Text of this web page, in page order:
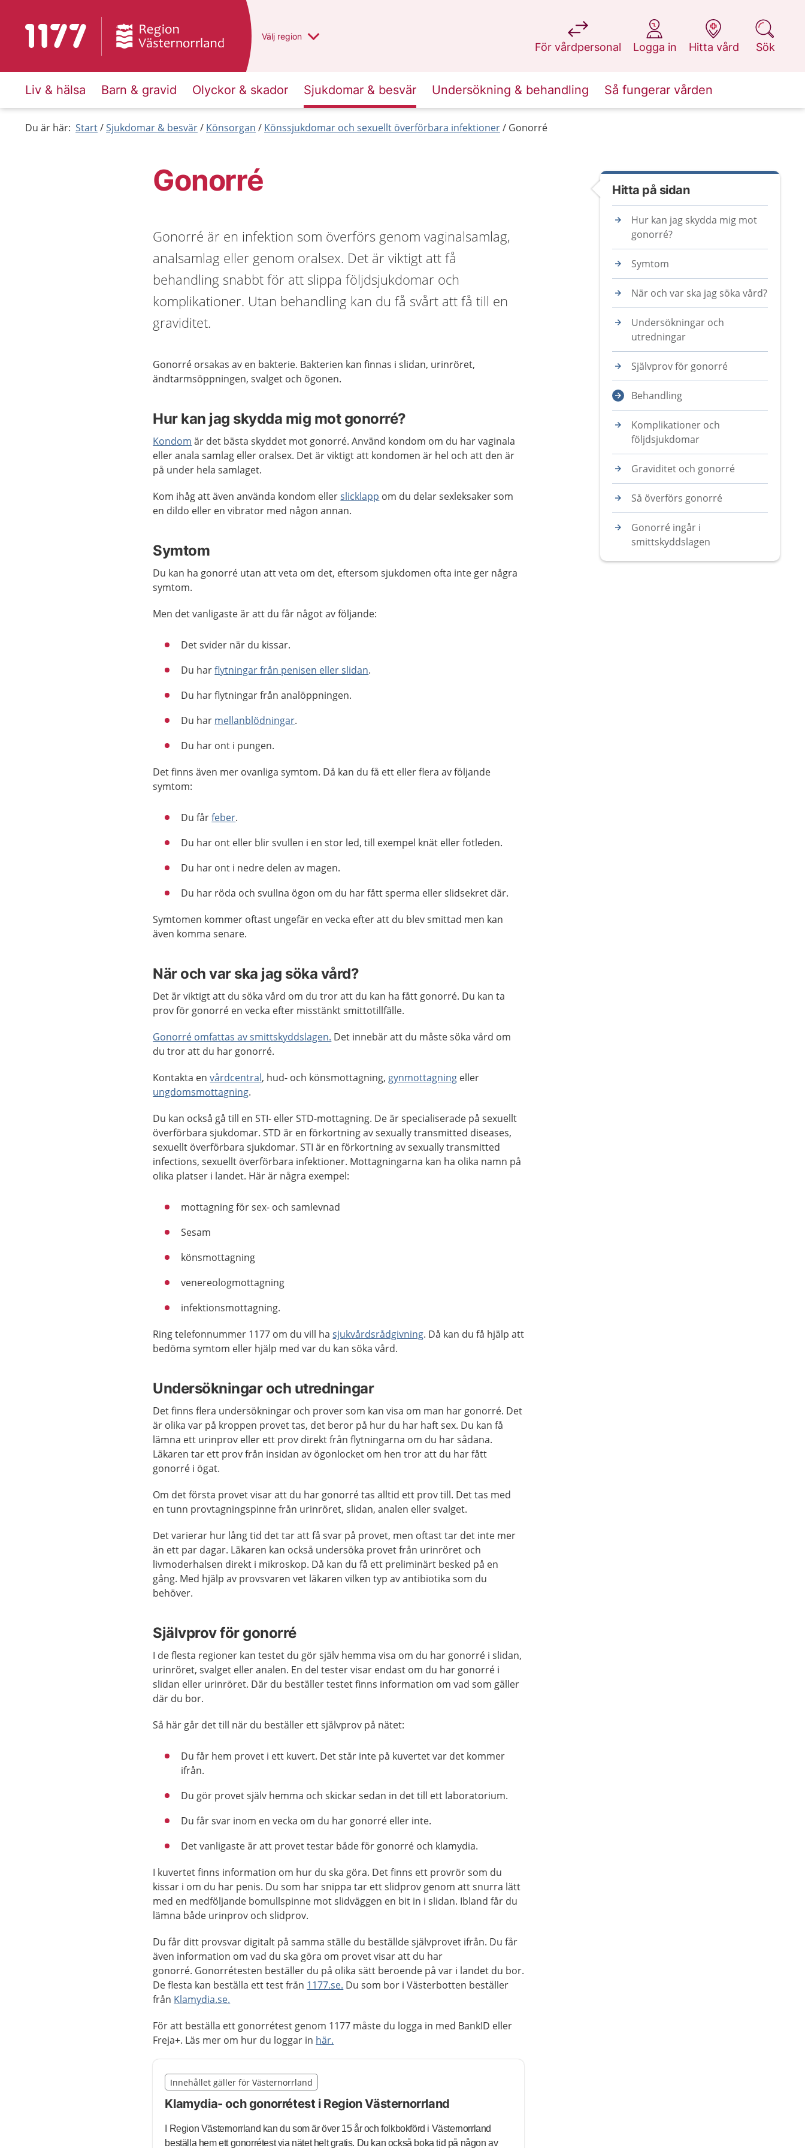
Till startsidan för 1177 Du har valt region
Välj en annan
region
För vårdpersonal
på 1177.se
Logga in
på 1177.se
Hitta vård
på 1177.se
Sök
på 1177.se
Liv & hälsa Barn & gravid Olyckor & skador Sjukdomar & besvär Undersökning & behandling Så fungerar vården
Du är här: Start Sjukdomar & besvär Könsorgan Könssjukdomar och sexuellt överförbara infektioner Gonorré
Gonorré
Gonorré är en infektion som överförs genom vaginalsamlag,
analsamlag eller genom oralsex. Det är viktigt att få
behandling snabbt för att slippa följdsjukdomar och
komplikationer. Utan behandling kan du få svårt att få till en
graviditet.
Gonorré orsakas av en bakterie. Bakterien kan finnas i slidan, urinröret,
ändtarmsöppningen, svalget och ögonen.
Hur kan jag skydda mig mot gonorré?
Kondom är det bästa skyddet mot gonorré. Använd kondom om du har vaginala
eller anala samlag eller oralsex. Det är viktigt att kondomen är hel och att den är
på under hela samlaget.
Kom ihåg att även använda kondom ellerslicklapp om du delar sexleksaker som
en dildo eller en vibrator med någon annan.
Symtom
Du kan ha gonorré utan att veta om det, eftersom sjukdomen ofta inte ger några
symtom.
Men det vanligaste är att du får något av följande:
Det svider när du kissar.
Du harflytningar från penisen eller slidan.
Du har flytningar från analöppningen.
Du har mellanblödningar.
Du har ont i pungen.
Det finns även mer ovanliga symtom. Då kan du få ett eller flera av följande
symtom:
Du fårfeber.
Du har ont eller blir svullen i en stor led, till exempel knät eller fotleden.
Du har ont i nedre delen av magen.
Du har röda och svullna ögon om du har fått sperma eller slidsekret där.
Symtomen kommer oftast ungefär en vecka efter att du blev smittad men kan
även komma senare.
När och var ska jag söka vård?
Det är viktigt att du söka vård om du tror att du kan ha fått gonorré. Du kan ta
prov för gonorré en vecka efter misstänkt smittotillfälle.
Gonorré omfattas av smittskyddslagen. Det innebär att du måste söka vård om
du tror att du har gonorré.
Kontakta envårdcentral, hud- och könsmottagning, gynmottagning eller
ungdomsmottagning.
Du kan också gå till en STI- eller STD-mottagning. De är specialiserade på sexuellt
överförbara sjukdomar. STD är en förkortning av sexually transmitted diseases,
sexuellt överförbara sjukdomar. STI är en förkortning av sexually transmitted
infections, sexuellt överförbara infektioner. Mottagningarna kan ha olika namn på
olika platser i landet. Här är några exempel:
mottagning för sex- och samlevnad
Sesam
könsmottagning
venereologmottagning
infektionsmottagning.
Ring telefonnummer 1177 om du vill hasjukvårdsrådgivning. Då kan du få hjälp att
bedöma symtom eller hjälp med var du kan söka vård.
Undersökningar och utredningar
Det finns flera undersökningar och prover som kan visa om man har gonorré. Det
är olika var på kroppen provet tas, det beror på hur du har haft sex. Du kan få
lämna ett urinprov eller ett prov direkt från flytningarna om du har sådana.
Läkaren tar ett prov från insidan av ögonlocket om hen tror att du har fått
gonorré i ögat.
Om det första provet visar att du har gonorré tas alltid ett prov till. Det tas med
en tunn provtagningspinne från urinröret, slidan, analen eller svalget.
Det varierar hur lång tid det tar att få svar på provet, men oftast tar det inte mer
än ett par dagar. Läkaren kan också undersöka provet från urinröret och
livmoderhalsen direkt i mikroskop. Då kan du få ett preliminärt besked på en
gång. Med hjälp av provsvaren vet läkaren vilken typ av antibiotika som du
behöver.
Självprov för gonorré
I de flesta regioner kan testet du gör själv hemma visa om du har gonorré i slidan,
urinröret, svalget eller analen. En del tester visar endast om du har gonorré i
slidan eller urinröret. Där du beställer testet finns information om vad som gäller
där du bor.
Så här går det till när du beställer ett självprov på nätet:
Du får hem provet i ett kuvert. Det står inte på kuvertet var det kommer
ifrån.
Du gör provet själv hemma och skickar sedan in det till ett laboratorium.
Du får svar inom en vecka om du har gonorré eller inte.
Det vanligaste är att provet testar både för gonorré och klamydia.
I kuvertet finns information om hur du ska göra. Det finns ett provrör som du
kissar i om du har penis. Du som har snippa tar ett slidprov genom att snurra lätt
med en medföljande bomullspinne mot slidväggen en bit in i slidan. Ibland får du
lämna både urinprov och slidprov.
Du får ditt provsvar digitalt på samma ställe du beställde självprovet ifrån. Du får
även information om vad du ska göra om provet visar att du har
gonorré. Gonorrétesten beställer du på olika sätt beroende på var i landet du bor.
De flesta kan beställa ett test från 1177.se. Du som bor i Västerbotten beställer
från Klamydia.se.
För att beställa ett gonorrétest genom 1177 måste du logga in med BankID eller
Freja+. Läs mer om hur du loggar in här.
Nedan innehåll gäller region Västernorrland
Innehållet gäller för Västernorrland
Klamydia- och gonorrétest i Region Västernorrland
I Region Västernorrland kan du som är över 15 år och folkbokförd i Västernorrland
beställa hem ett gonorrétest via nätet helt gratis. Du kan också boka tid på någon av
Slut på det regionala tillägget från region Västernorrland
Hitta på sidan
Hur kan jag skydda mig mot
gonorré?
Symtom
När och var ska jag söka vård?
Undersökningar och
utredningar
Självprov för gonorré
Behandling
Komplikationer och
följdsjukdomar
Graviditet och gonorré
Så överförs gonorré
Gonorré ingår i
smittskyddslagen